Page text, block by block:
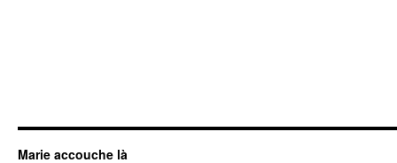
Marie accouche là